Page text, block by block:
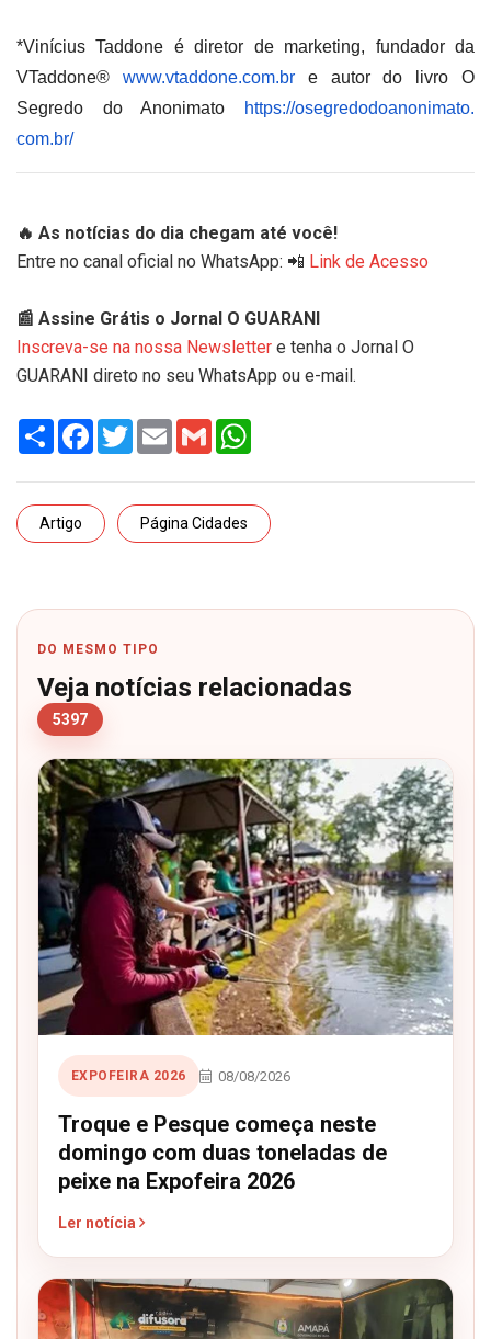
*Vinícius Taddone é diretor de marketing, fundador da
VTaddone® www.vtaddone.com.bre autor do livro O
Segredo do Anonimato
https://osegredodoanonimato.
com.br/
🔥 As notícias do dia chegam até você!
Entre no canal oficial no WhatsApp: 📲 Link de Acesso
📰 Assine Grátis o Jornal O GUARANI
Inscreva-se na nossa Newsletter e tenha o Jornal O
GUARANI direto no seu WhatsApp ou e-mail.
Share Facebook
TwitterEmail Gmail
Artigo Página Cidades
DO MESMO TIPO
Veja notícias relacionadas
5397
EXPOFEIRA 2026 08/08/2026
Troque e Pesque começa neste
domingo com duas toneladas de
peixe na Expofeira 2026
Ler notícia